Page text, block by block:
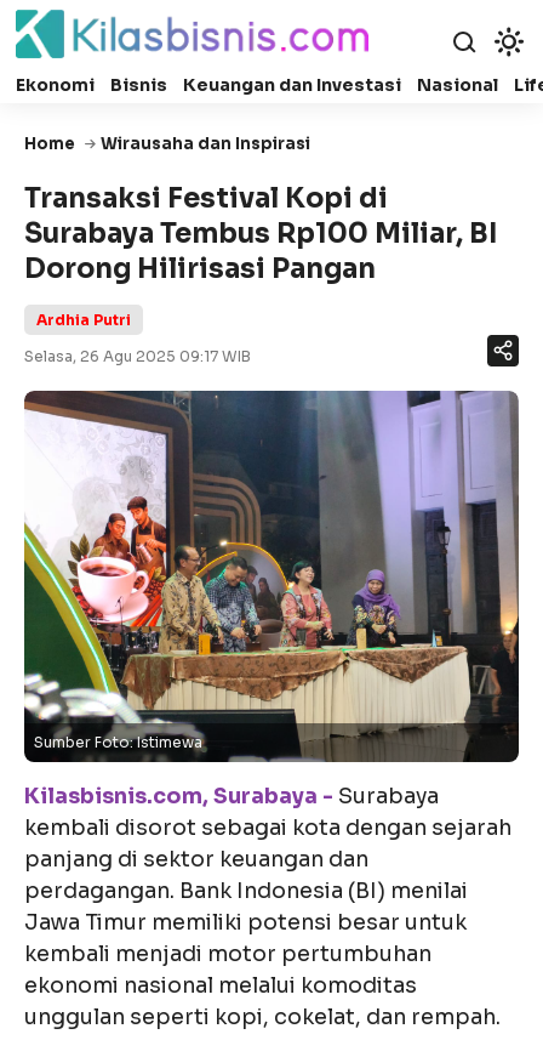
Ekonomi Bisnis Keuangan dan Investasi Nasional
Home Wirausaha dan Inspirasi
Transaksi Festival Kopi di
Surabaya Tembus Rp100 Miliar, BI
Dorong Hilirisasi Pangan
Ardhia Putri
Selasa, 26 Agu 2025 09:17 WIB
Sumber Foto: Istimewa
Kilasbisnis.com, Surabaya - Surabaya
kembali disorot sebagai kota dengan sejarah
panjang di sektor keuangan dan
perdagangan. Bank Indonesia (BI) menilai
Jawa Timur memiliki potensi besar untuk
kembali menjadi motor pertumbuhan
ekonomi nasional melalui komoditas
unggulan seperti kopi, cokelat, dan rempah.